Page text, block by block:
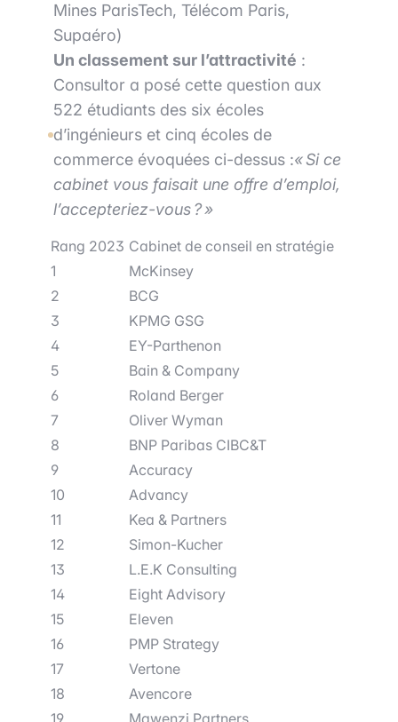
Mines ParisTech, Télécom Paris,
Supaéro)
Un classement sur l’attractivité :
Consultor a posé cette question aux
522 étudiants des six écoles
d’ingénieurs et cinq écoles de
commerce évoquées ci-dessus :« Si ce
cabinet vous faisait une offre d’emploi,
l’accepteriez-vous ? »
Rang 2023 Cabinet de conseil en stratégie
1
McKinsey
2
BCG
3
KPMG GSG
4
EY-Parthenon
5
Bain & Company
6
Roland Berger
7
Oliver Wyman
8
BNP Paribas CIBC&T
9
Accuracy
10
Advancy
11
Kea & Partners
12
Simon-Kucher
13
L.E.K Consulting
14
Eight Advisory
15
Eleven
16
PMP Strategy
17
Vertone
18
Avencore
19
Mawenzi Partners